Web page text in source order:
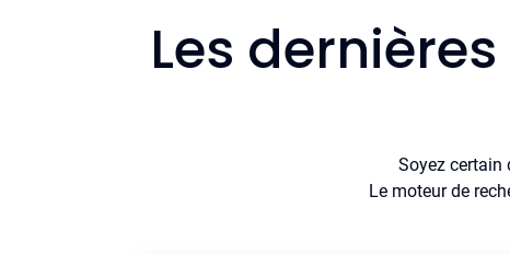
Les
Soyez certain
Le moteur de